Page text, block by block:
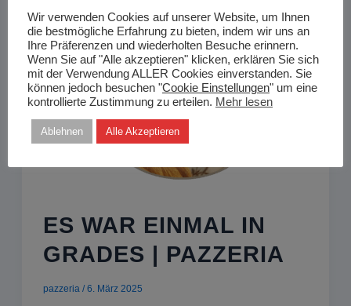
ES WAR EINMAL IN
GRADES | PAZZERIA
pazzeria /6. März 2025
Wir verwenden Cookies auf unserer Website, um Ihnen
die bestmögliche Erfahrung zu bieten, indem wir uns an
Ihre Präferenzen und wiederholten Besuche erinnern.
Wenn Sie auf "Alle akzeptieren" klicken, erklären Sie sich
mit der Verwendung ALLER Cookies einverstanden. Sie
können jedoch besuchen "Cookie Einstellungen" um eine
kontrollierte Zustimmung zu erteilen. Mehr lesen
Ablehnen Alle Akzeptieren